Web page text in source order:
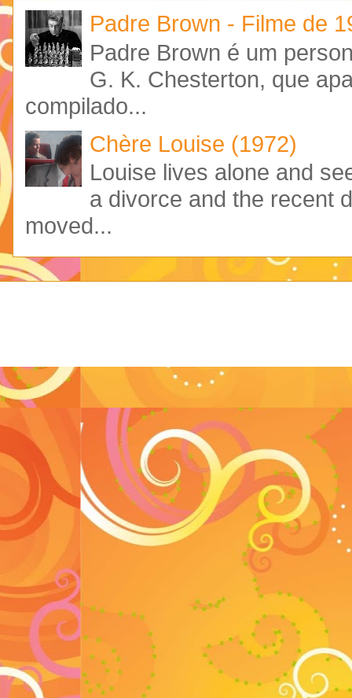
Padre Brown - Filme de
Padre Brown é um
G. K. Chesterton, que
compilado...
Chère Louise (1972)
Louise lives alone and
a divorce and the recent
moved...